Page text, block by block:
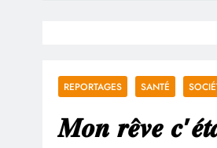
REPORTAGES SANTÉ
𝑴𝒐𝒏 𝒓𝒆̂𝒗𝒆